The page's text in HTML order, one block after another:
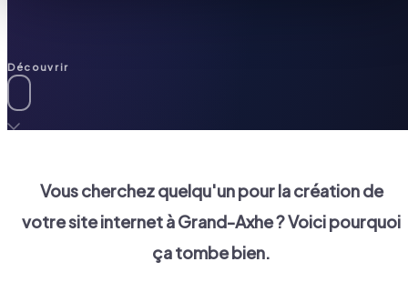
Découvrir
Vous cherchez quelqu'un pour la création de
votre site internet àGrand-Axhe? Voici pourquoi
ça tombe bien.